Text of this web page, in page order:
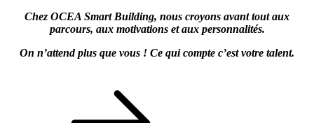
Chez OCEA Smart Building, nous croyons avant tout aux
parcours, aux motivations et aux personnalités.
On n’attend plus que vous ! Ce qui compte c’est votre talent.